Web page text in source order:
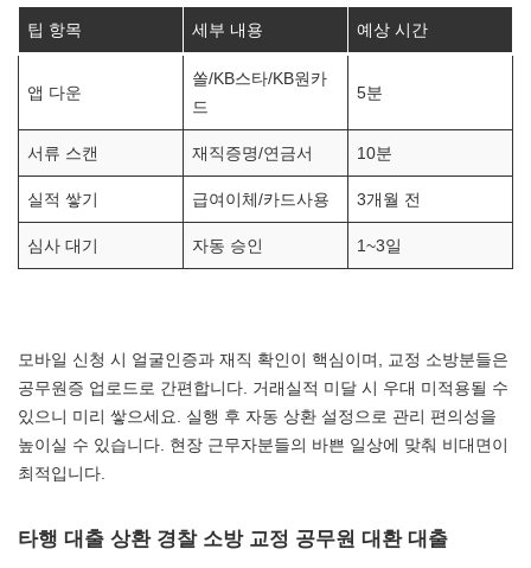
팁 항목 세부 내용 예상 시간
앱 다운
쏠/KB스타/KB원카
드
5분
서류 스캔 재직증명/연금서 10분
실적 쌓기 급여이체/카드사용 3개월 전
심사 대기 자동 승인 1~3일
모바일 신청 시 얼굴인증과 재직 확인이 핵심이며, 교정 소방분들은
공무원증 업로드로 간편합니다. 거래실적 미달 시 우대 미적용될 수
있으니 미리 쌓으세요. 실행 후 자동 상환 설정으로 관리 편의성을
높이실 수 있습니다. 현장 근무자분들의 바쁜 일상에 맞춰 비대면이
최적입니다.
타행 대출 상환 경찰 소방 교정 공무원 대환 대출